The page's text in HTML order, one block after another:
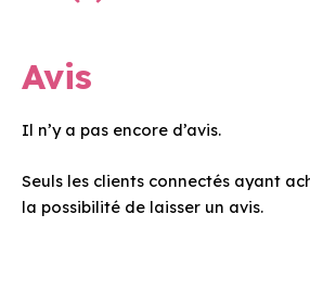
Avis
Il n’y a pas encore d’avis.
Seuls les clients connectés ayant
la possibilité de laisser un avis.